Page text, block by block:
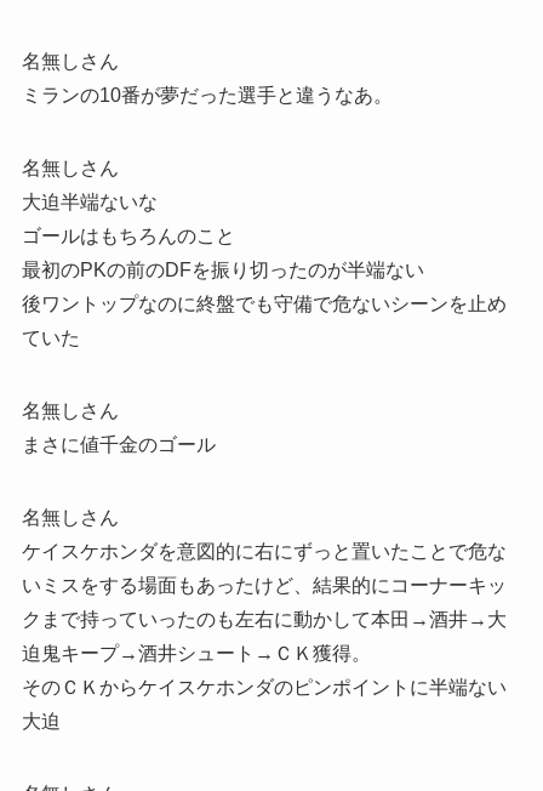
名無しさん
ミランの10番が夢だった選手と違うなあ。
名無しさん
大迫半端ないな
ゴールはもちろんのこと
最初のPKの前のDFを振り切ったのが半端ない
後ワントップなのに終盤でも守備で危ないシーンを止め
ていた
名無しさん
まさに値千金のゴール
名無しさん
ケイスケホンダを意図的に右にずっと置いたことで危な
いミスをする場面もあったけど、結果的にコーナーキッ
クまで持っていったのも左右に動かして本田→酒井→大
迫鬼キープ→酒井シュート→ＣＫ獲得。
そのＣＫからケイスケホンダのピンポイントに半端ない
大迫